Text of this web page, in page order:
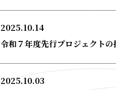
2025.10.14
令和７年度先行プロジェクト
2025.10.03